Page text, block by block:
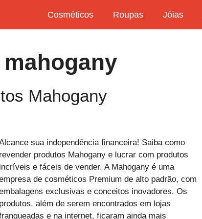
Cosméticos Roupas Jóias
Mahogany
sua independência financeira! Saiba como
revender produtos Mahogany e lucrar com produtos
incríveis e fáceis de vender. A Mahogany é uma
de cosméticos Premium de alto padrão, com
exclusivas e conceitos inovadores. Os
produtos, além de serem encontrados em lojas
e na internet, ficaram ainda mais